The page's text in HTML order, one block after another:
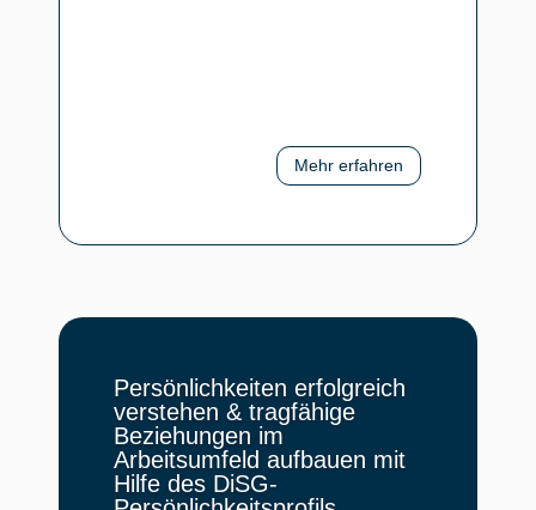
Mehr erfahren
Persönlichkeiten erfolgreich
verstehen & tragfähige
Beziehungen im
Arbeitsumfeld aufbauen mit
Hilfe des DiSG-